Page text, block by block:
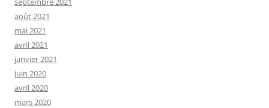
août 2021
mai 2021
avril 2021
janvier 2021
juin 2020
avril 2020
mars 2020